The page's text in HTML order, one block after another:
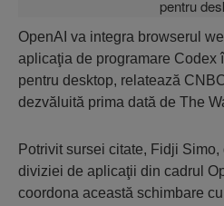
OpenAI va integra browserul
aplicaţia de programare Codex
pentru desktop, relatează
dezvăluită prima dată de The
Potrivit sursei citate, Fidji Simo,
diviziei de aplicaţii din cadrul
coordona această schimbare